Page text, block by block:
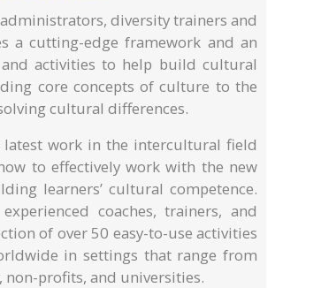
diversity trainers and
a cutting-edge framework and an
activities to help build cultural
core concepts of culture to the
cultural differences.
latest work in the intercultural field
to effectively work with the new
learners’ cultural competence.
coaches, trainers, and
of over 50 easy-to-use activities
in settings that range from
profits, and universities.